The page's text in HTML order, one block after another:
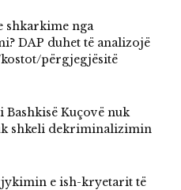
shkarkime nga
DAP duhet të analizojë
përgjegjësitë
Kuçovë nuk
shkeli dekriminalizimin
e ish-kryetarit të